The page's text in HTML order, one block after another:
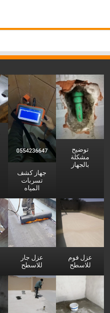
توضيح
مشكلة
بالجهاز
جهاز كشف
تسربات
المياه
عزل فوم
للاسطح
عزل جار
للاسطح